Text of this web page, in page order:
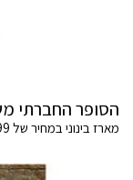
הסופר החברתי
מארז בינוני במחיר של 99 ₪ ומארז גדול ב-149 ₪.